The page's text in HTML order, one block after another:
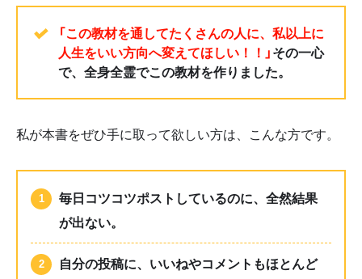
「この教材を通してたくさんの人に、私以上に
人生をいい方向へ変えてほしい！！」 その一心
で、全身全霊でこの教材を作りました。
私が本書をぜひ手に取って欲しい方は、こんな方です。
毎日コツコツポストしているのに、全然結果
が出ない。
自分の投稿に、いいねやコメントもほとんど